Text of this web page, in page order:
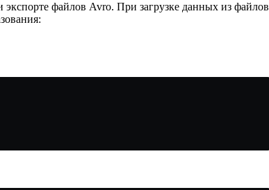
экспорте файлов Avro. При загрузке данных из файлов